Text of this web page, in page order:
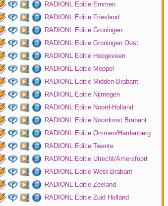
RADIONL Editie Emmen
RADIONL Editie Friesland
RADIONL Editie Groningen
RADIONL Editie Groningen Oost
RADIONL Editie Hoogeveen
RADIONL Editie Meppel
RADIONL Editie Midden-Brabant
RADIONL Editie Nijmegen
RADIONL Editie Noord-Holland
RADIONL Editie Noordoost Brabant
RADIONL Editie Ommen/Hardenberg
RADIONL Editie Twente
RADIONL Editie Utrecht/Amersfoort
RADIONL Editie West-Brabant
RADIONL Editie Zeeland
RADIONL Editie Zuid Holland